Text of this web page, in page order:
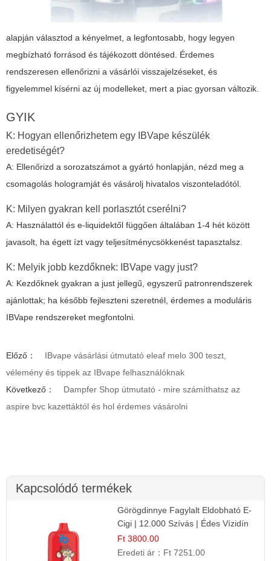
alapján választod a kényelmet, a legfontosabb, hogy legyen
megbízható forrásod és tájékozott döntésed. Érdemes
rendszeresen ellenőrizni a vásárlói visszajelzéseket, és
figyelemmel kísérni az új modelleket, mert a piac gyorsan változik.
GYIK
K: Hogyan ellenőrizhetem egy IBVape készülék
eredetiségét?
A: Ellenőrizd a sorozatszámot a gyártó honlapján, nézd meg a
csomagolás hologramját és vásárolj hivatalos viszonteladótól.
K: Milyen gyakran kell porlasztót cserélni?
A: Használattól és e-liquidektől függően általában 1-4 hét között
javasolt, ha égett ízt vagy teljesítménycsökkenést tapasztalsz.
K: Melyik jobb kezdőknek: IBVape vagy just?
A: Kezdőknek gyakran a just jellegű, egyszerű patronrendszerek
ajánlottak; ha később fejleszteni szeretnél, érdemes a moduláris
IBVape rendszereket megfontolni.
Előző：
IBvape vásárlási útmutató eleaf melo 300 teszt,
vélemény és tippek az IBvape felhasználóknak
Következő：
Dampfer Shop útmutató - mire számíthatsz az
aspire bvc kazettáktól és hol érdemes vásárolni
Kapcsolódó termékek
Görögdinnye Fagylalt Eldobható E-
Cigi | 12.000 Szívás | Édes Vízidín
Íz
Ft 3800.00
Eredeti ár： Ft 7251.00